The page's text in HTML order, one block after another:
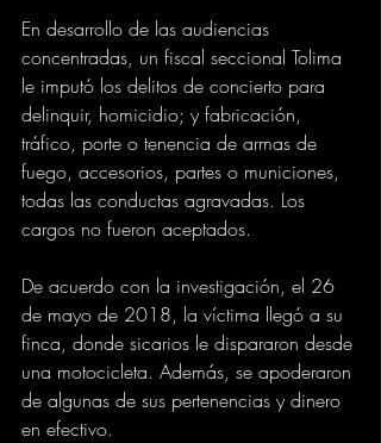
En desarrollo de las audiencias
concentradas, un fiscal seccional Tolima
le imputó los delitos de concierto para
delinquir, homicidio; y fabricación,
tráfico, porte o tenencia de armas de
fuego, accesorios, partes o municiones,
todas las conductas agravadas. Los
cargos no fueron aceptados.
De acuerdo con la investigación, el 26
de mayo de 2018, la víctima llegó a su
finca, donde sicarios le dispararon desde
una motocicleta. Además, se apoderaron
de algunas de sus pertenencias y dinero
en efectivo.